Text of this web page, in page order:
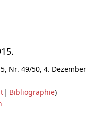
Nr. 49/50, 4. Dezember
| Bibliographie)